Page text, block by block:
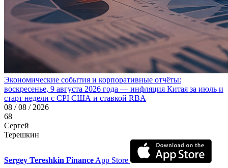
Экономические события и корпоративные отчёты:
воскресенье, 9 августа 2026 года — инфляция Китая за июль и
старт недели с CPI США и ставкой RBA
08 / 08 / 2026
68
Сергей
Терешкин
Sergey Tereshkin Finance App Store